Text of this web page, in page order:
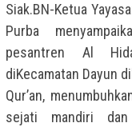
Siak.BN-Ketua
Purba
pesantren Al
diKecamatan Dayun
Qur’an,
sejati mandiri dan